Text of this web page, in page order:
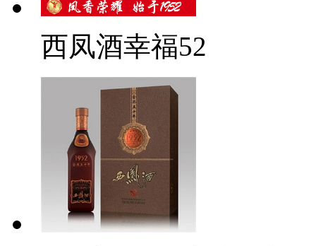
西凤酒幸福52